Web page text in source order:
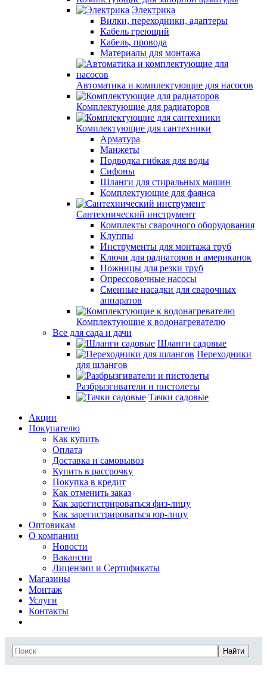
Электрика
Вилки, переходники, адаптеры
Кабель греющий
Кабель, провода
Материалы для монтажа
Автоматика и комплектующие для насосов
Комплектующие для радиаторов
Комплектующие для сантехники
Арматура
Манжеты
Подводка гибкая для воды
Сифоны
Шланги для стиральных машин
Комплектующие для фаянса
Сантехнический инструмент
Комплекты сварочного оборудования
Клуппы
Инструменты для монтажа труб
Ключи для радиаторов и американок
Ножницы для резки труб
Опрессовочные насосы
Сменные насадки для сварочных
аппаратов
Комплектующие к водонагревателю
Все для сада и дачи
Шланги садовые
Переходники
для шлангов
Разбрызгиватели и пистолеты
Тачки садовые
Акции
Покупателю
Как купить
Оплата
Доставка и самовывоз
Купить в рассрочку
Покупка в кредит
Как отменить заказ
Как зарегистрироваться физ-лицу
Как зарегистрироваться юр-лицу
Оптовикам
О компании
Новости
Вакансии
Лицензии и Сертификаты
Магазины
Монтаж
Услуги
Контакты
Найти